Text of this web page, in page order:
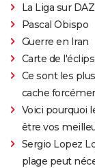
La Liga sur
Pascal Obispo
Guerre en Iran
Carte de
Ce sont les
cache
Voici pourquoi
être vos
Sergio Lopez
plage peut